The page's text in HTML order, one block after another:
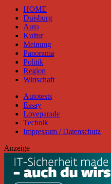
HOME
Duisburg
Auto
Kultur
Meinung
Panorama
Politik
Region
Wirtschaft
Autotests
Essay
Loveparade
Technik
Impressum / Datenschutz
Anzeige